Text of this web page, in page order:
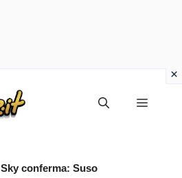
Menu
Sky conferma: Suso